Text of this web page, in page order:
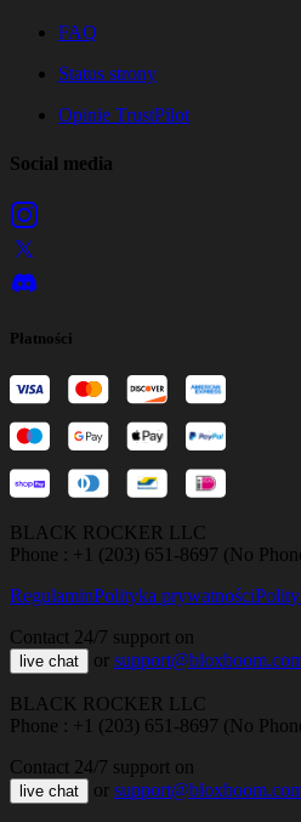
FAQ
Status strony
Opinie TrustPilot
Social media
Płatności
BLACK ROCKER LLC
Phone : +1 (203) 651-8697 (No
RegulaminPolityka prywatności
Contact 24/7 support on
live chat or
BLACK ROCKER LLC
Phone : +1 (203) 651-8697 (No
Contact 24/7 support on
live chat or